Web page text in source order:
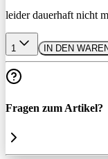
leider dauerhaft nicht
1 IN DEN
Fragen zum Artikel?